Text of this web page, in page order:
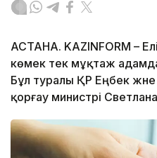
АСТАНА. KAZINFORM –
көмек тек мұқтаж
Бұл туралы ҚР Еңбек және
қорғау министрі